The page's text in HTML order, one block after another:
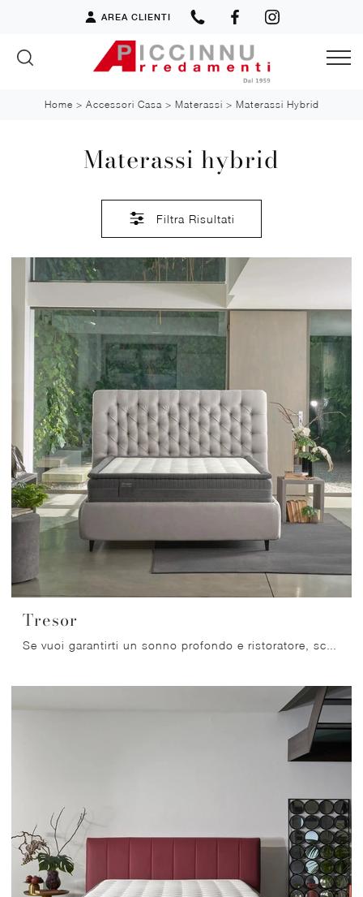
AREA CLIENTI
Home > Accessori Casa > Materassi > Materassi Hybrid
Materassi hybrid
Filtra Risultati
Tresor